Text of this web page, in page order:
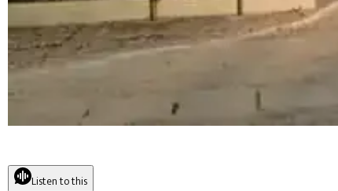
Listen to this